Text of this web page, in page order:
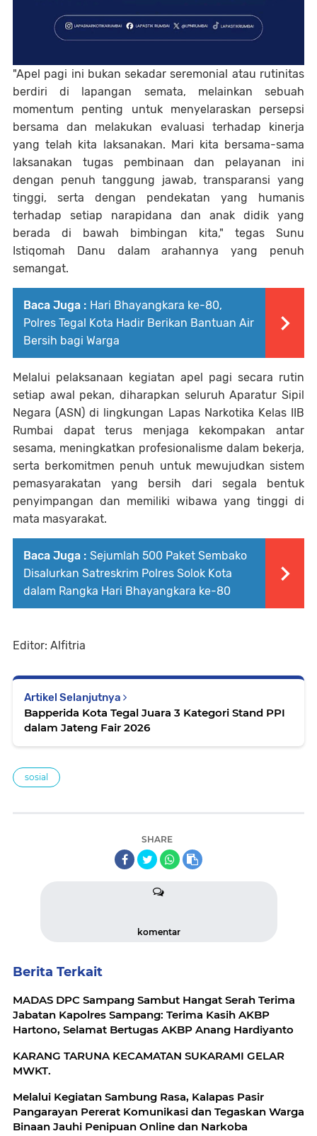
"Apel pagi ini bukan sekadar seremonial atau rutinitas
berdiri di lapangan semata, melainkan sebuah
momentum penting untuk menyelaraskan persepsi
bersama dan melakukan evaluasi terhadap kinerja
yang telah kita laksanakan. Mari kita bersama-sama
laksanakan tugas pembinaan dan pelayanan ini
dengan penuh tanggung jawab, transparansi yang
tinggi, serta dengan pendekatan yang humanis
terhadap setiap narapidana dan anak didik yang
berada di bawah bimbingan kita," tegas Sunu
Istiqomah Danu dalam arahannya yang penuh
semangat.
Baca Juga : Hari Bhayangkara ke-80,
Polres Tegal Kota Hadir Berikan Bantuan Air
Bersih bagi Warga
Melalui pelaksanaan kegiatan apel pagi secara rutin
setiap awal pekan, diharapkan seluruh Aparatur Sipil
Negara (ASN) di lingkungan Lapas Narkotika Kelas IIB
Rumbai dapat terus menjaga kekompakan antar
sesama, meningkatkan profesionalisme dalam bekerja,
serta berkomitmen penuh untuk mewujudkan sistem
pemasyarakatan yang bersih dari segala bentuk
penyimpangan dan memiliki wibawa yang tinggi di
mata masyarakat.
Baca Juga : Sejumlah 500 Paket Sembako
Disalurkan Satreskrim Polres Solok Kota
dalam Rangka Hari Bhayangkara ke-80
Editor: Alfitria
Artikel Selanjutnya
Bapperida Kota Tegal Juara 3 Kategori Stand PPI
dalam Jateng Fair 2026
sosial
SHARE
komentar
Berita Terkait
MADAS DPC Sampang Sambut Hangat Serah Terima
Jabatan Kapolres Sampang: Terima Kasih AKBP
Hartono, Selamat Bertugas AKBP Anang Hardiyanto
KARANG TARUNA KECAMATAN SUKARAMI GELAR
MWKT.
Melalui Kegiatan Sambung Rasa, Kalapas Pasir
Pangarayan Pererat Komunikasi dan Tegaskan Warga
Binaan Jauhi Penipuan Online dan Narkoba